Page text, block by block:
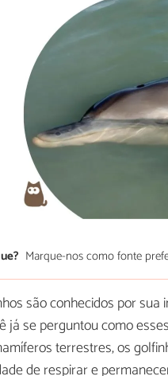
Marque-nos como fonte
são conhecidos por sua
já se perguntou como
terrestres, os
de respirar e